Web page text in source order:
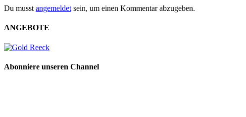
Du musst angemeldet sein, um einen Kommentar abzugeben.
ANGEBOTE
Abonniere unseren Channel